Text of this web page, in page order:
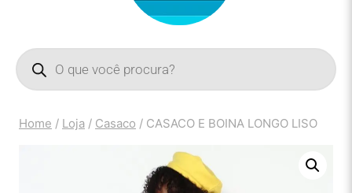
Home / Loja / Casaco / CASACO E BOINA LONGO LISO